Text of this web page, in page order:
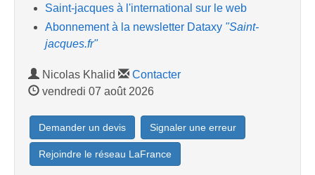
Saint-jacques à l'international sur le web
Abonnement à la newsletter Dataxy "Saint-
jacques.fr"
Nicolas Khalid
Contacter
vendredi 07 août 2026
Demander un devis Signaler une erreur
Rejoindre le réseau LaFrance